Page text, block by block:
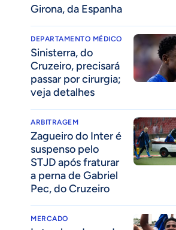
Girona, da Espanha
DEPARTAMENTO MÉDICO
Sinisterra, do
Cruzeiro, precisará
passar por cirurgia;
veja detalhes
ARBITRAGEM
Zagueiro do Inter é
suspenso pelo
STJD após fraturar
a perna de Gabriel
Pec, do Cruzeiro
MERCADO